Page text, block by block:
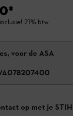
*
21% btw.
voor de ASA
op met je